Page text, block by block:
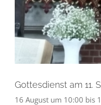
Gottesdienst am 11.
16 August um 10:00 bis